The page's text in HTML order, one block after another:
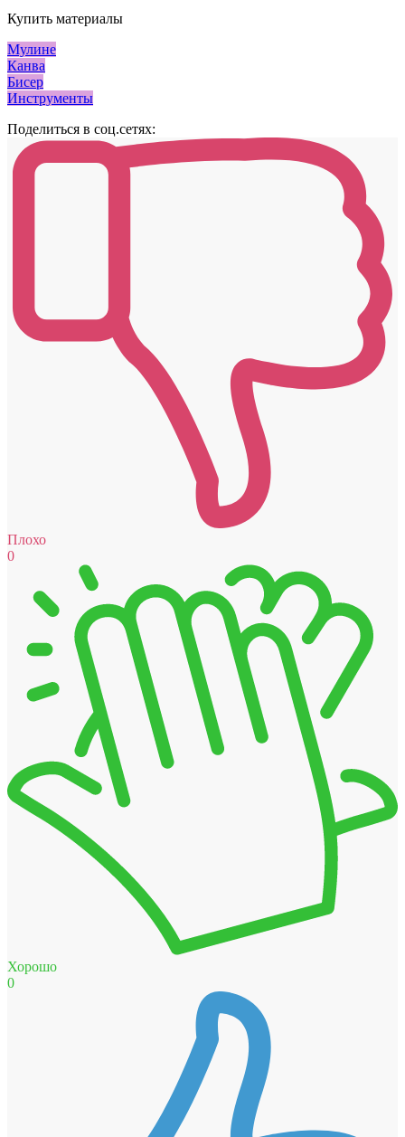
Купить материалы
Мулине
Канва
Бисер
Инструменты
Поделиться в соц.сетях:
Плохо
0
Хорошо
0